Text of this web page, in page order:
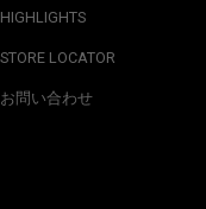
HIGHLIGHTS
STORE LOCATOR
お問い合わせ